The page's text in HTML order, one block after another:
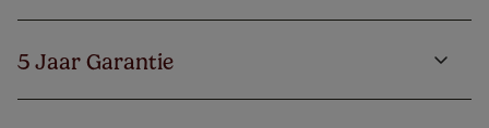
5 Jaar Garantie